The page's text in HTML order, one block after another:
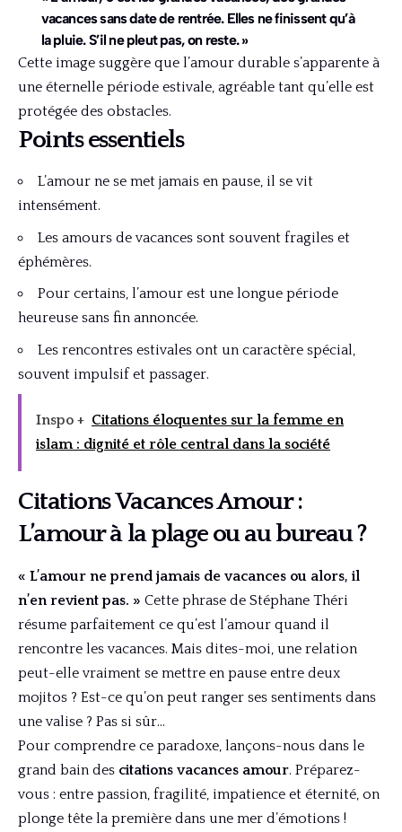
vacances sans date de rentrée. Elles ne finissent qu’à
la pluie. S’il ne pleut pas, on reste. »
Cette image suggère que l’amour durable s’apparente à
une éternelle période estivale, agréable tant qu’elle est
protégée des obstacles.
Points essentiels
L’amour ne se met jamais en pause, il se vit
intensément.
Les amours de vacances sont souvent fragiles et
éphémères.
Pour certains, l’amour est une longue période
heureuse sans fin annoncée.
Les rencontres estivales ont un caractère spécial,
souvent impulsif et passager.
Inspo + Citations éloquentes sur la femme en
islam : dignité et rôle central dans la société
Citations Vacances Amour :
L’amour à la plage ou au bureau ?
« L’amour ne prend jamais de vacances ou alors, il
n’en revient pas. » Cette phrase de Stéphane Théri
résume parfaitement ce qu’est l’amour quand il
rencontre les vacances. Mais dites-moi, une relation
peut-elle vraiment se mettre en pause entre deux
mojitos ? Est-ce qu’on peut ranger ses sentiments dans
une valise ? Pas si sûr…
Pour comprendre ce paradoxe, lançons-nous dans le
grand bain des citations vacances amour. Préparez-
vous : entre passion, fragilité, impatience et éternité, on
plonge tête la première dans une mer d’émotions !